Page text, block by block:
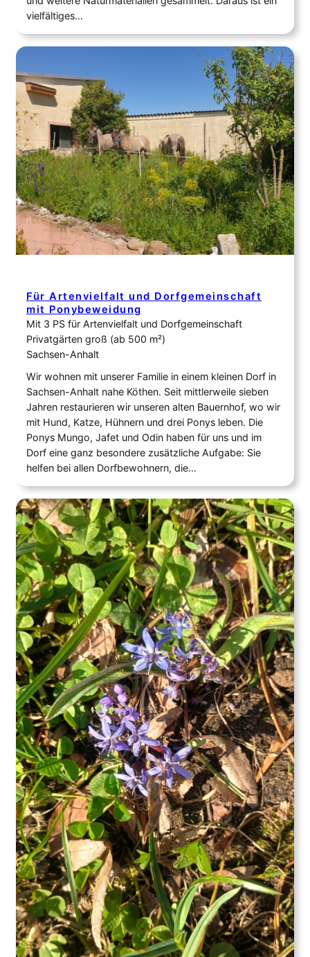
vielfältiges…
Für Artenvielfalt und Dorfgemeinschaft
mit Ponybeweidung
Mit 3 PS für Artenvielfalt und Dorfgemeinschaft
Privatgärten groß (ab 500 m²)
Sachsen-Anhalt
Wir wohnen mit unserer Familie in einem kleinen Dorf in
Sachsen-Anhalt nahe Köthen. Seit mittlerweile sieben
Jahren restaurieren wir unseren alten Bauernhof, wo wir
mit Hund, Katze, Hühnern und drei Ponys leben. Die
Ponys Mungo, Jafet und Odin haben für uns und im
Dorf eine ganz besondere zusätzliche Aufgabe: Sie
helfen bei allen Dorfbewohnern, die…